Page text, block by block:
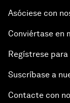
Asóciese con
Conviértase en
Regístrese
Suscríbase a
Contacte con